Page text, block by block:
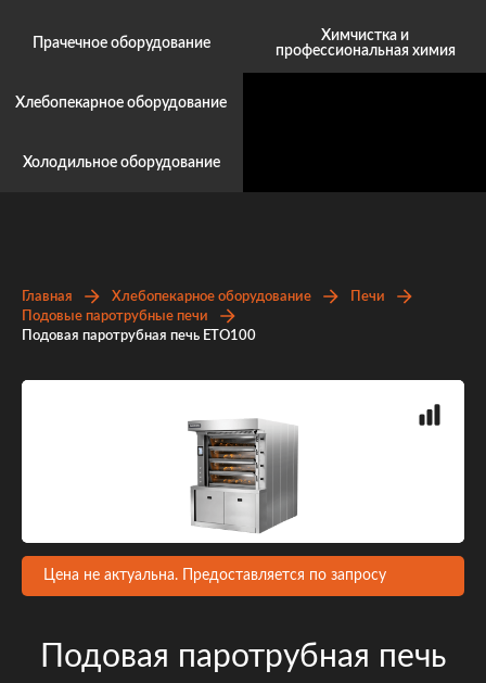
Прачечное оборудование
Хлебопекарное оборудование
Холодильное оборудование
Химчистка и
профессиональная химия
Главная Хлебопекарное оборудование
Печи
Подовые паротрубные печи
Подовая паротрубная печь ETO100
Цена не актуальна. Предоставляется по запросу
Подовая паротрубная печь